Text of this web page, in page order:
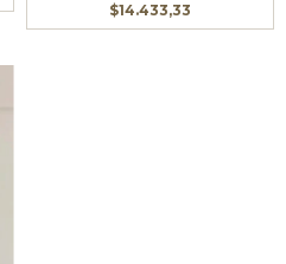
$14.433,33